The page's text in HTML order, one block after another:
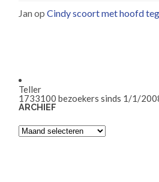
JanopCindy scoort met hoofd
Teller
1733100 bezoekers sinds 1/1/
ARCHIEF
Archief